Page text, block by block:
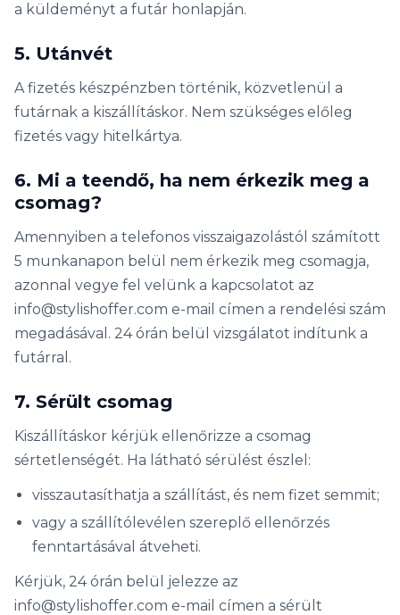
a küldeményt a futár honlapján.
5. Utánvét
A fizetés készpénzben történik, közvetlenül a
futárnak a kiszállításkor. Nem szükséges előleg
fizetés vagy hitelkártya.
6. Mi a teendő, ha nem érkezik meg a
csomag?
Amennyiben a telefonos visszaigazolástól számított
5 munkanapon belül nem érkezik meg csomagja,
azonnal vegye fel velünk a kapcsolatot az
info@stylishoffer.com e-mail címen a rendelési szám
megadásával. 24 órán belül vizsgálatot indítunk a
futárral.
7. Sérült csomag
Kiszállításkor kérjük ellenőrizze a csomag
sértetlenségét. Ha látható sérülést észlel:
visszautasíthatja a szállítást, és nem fizet semmit;
vagy a szállítólevélen szereplő ellenőrzés
fenntartásával átveheti.
Kérjük, 24 órán belül jelezze az
info@stylishoffer.com e-mail címen a sérült